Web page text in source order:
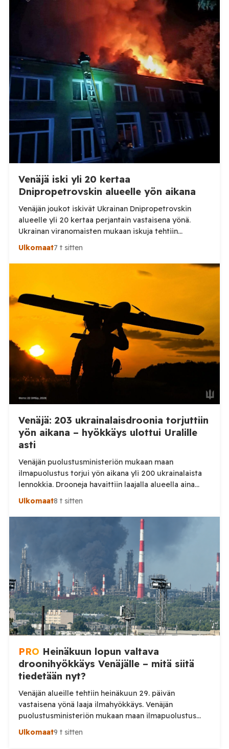
Venäjä iski yli 20 kertaa
Dnipropetrovskin alueelle yön aikana
Venäjän joukot iskivät Ukrainan Dnipropetrovskin
alueelle yli 20 kertaa perjantain vastaisena yönä.
Ukrainan viranomaisten mukaan iskuja tehtiin
drooneilla ja tykistöllä viidelle eri alueelle.
alueellisen sotilashallinnon johtaja Oleksandr Hanzha
kertoi perjantaiaamuna 7. elokuuta julkaisemassaan
hyökkäsivät yön aikana yli 20 kertaa viidelle alueelle.
Nikopolin alueella iskuja kohdistui Nikopolin
kaupunkiin sekä […]
Ulkomaat7 t sitten
Venäjä: 203 ukrainalaisdroonia torjuttiin
yön aikana – hyökkäys ulottui Uralille
asti
Venäjän puolustusministeriön mukaan maan
ilmapuolustus torjui yön aikana yli 200 ukrainalaista
lennokkia. Drooneja havaittiin laajalla alueella aina
Uralille asti. Venäjän puolustusministeriön virallisen
yhteensä 203 ukrainalaista kiinteäsiipistä
miehittämätöntä ilma-alusta torstai-illan 6. elokuuta
ja perjantaiaamun 7. elokuuta välisenä aikana.
Ministeriön ilmoitus koskee aikaväliä kello 20–08
Moskovan aikaa. Ministeriön mukaan drooneja
torjuttiin […]
Ulkomaat8 t sitten
PRO Heinäkuun lopun valtava
droonihyökkäys Venäjälle – mitä siitä
tiedetään nyt?
Venäjän alueille tehtiin heinäkuun 29. päivän
vastaisena yönä laaja ilmahyökkäys. Venäjän
puolustusministeriön mukaan maan ilmapuolustus
torjui yön aikana 295 ukrainalaista lennokkia. Iskuissa
Ulkomaat9 t sitten